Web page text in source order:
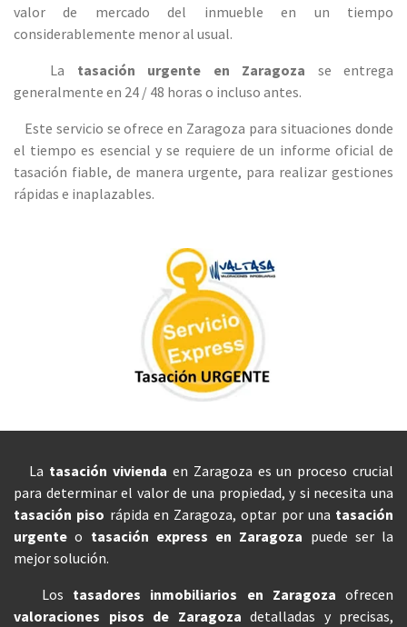
valor de mercado del inmueble en un tiempo
considerablemente menor al usual.
La tasación urgente en Zaragoza se entrega
generalmente en 24 / 48 horas o incluso antes.
Este servicio se ofrece en Zaragoza para situaciones donde
el tiempo es esencial y se requiere de un informe oficial de
tasación fiable, de manera urgente, para realizar gestiones
rápidas e inaplazables.
La tasación vivienda en Zaragoza es un proceso crucial
para determinar el valor de una propiedad, y si necesita una
tasación piso rápida en Zaragoza, optar por una tasación
urgente o tasación express en Zaragoza puede ser la
mejor solución.
Los tasadores inmobiliarios en Zaragoza ofrecen
valoraciones pisos de Zaragoza detalladas y precisas,